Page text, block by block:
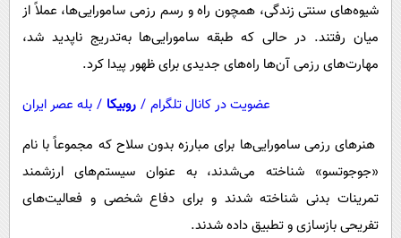
شیوه‌های سنتی زندگی، همچون راه و رسم رزمی سامورایی‌ها، عملاً از
میان رفتند. در حالی که طبقه سامورایی‌ها به‌تدریج ناپدید شد،
مهارت‌های رزمی آن‌ها راه‌های جدیدی برای ظهور پیدا کرد.
عضویت در کانال تلگرام / روبیکا / بله عصر ایران
هنرهای رزمی سامورایی‌ها برای مبارزه بدون سلاح که مجموعاً با نام
«جوجوتسو» شناخته می‌شدند، به عنوان سیستم‌های ارزشمند
تمرینات بدنی شناخته شدند و برای دفاع شخصی و فعالیت‌های
تفریحی بازسازی و تطبیق داده شدند.